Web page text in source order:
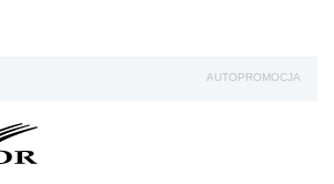
AUTOPROMOCJA